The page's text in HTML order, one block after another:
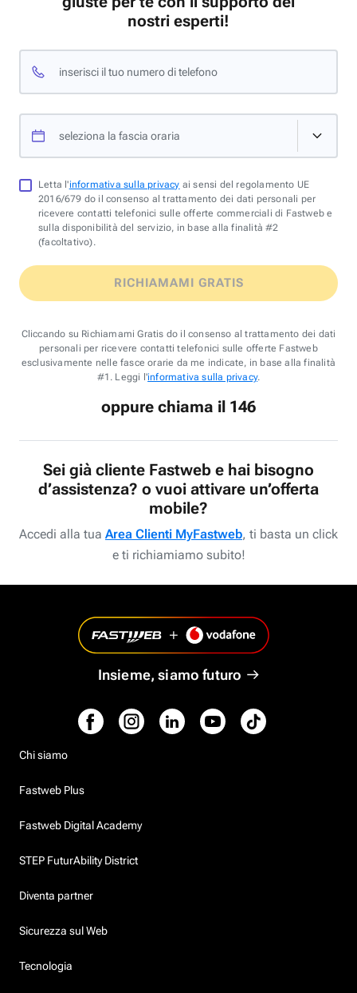
nostri esperti!
inserisci il tuo numero di telefono
seleziona la fascia oraria
Letta l'informativa sulla privacy ai sensi del regolamento UE
2016/679 do il consenso al trattamento dei dati personali per
ricevere contatti telefonici sulle offerte commerciali di Fastweb e
sulla disponibilità del servizio, in base alla finalità #2
(facoltativo).
RICHIAMAMI GRATIS
Cliccando su Richiamami Gratis do il consenso al trattamento dei dati
personali per ricevere contatti telefonici sulle offerte Fastweb
esclusivamente nelle fasce orarie da me indicate, in base alla finalità
#1. Leggi l'informativa sulla privacy.
oppure chiama il 146
Sei già cliente Fastweb e hai bisogno
d’assistenza? o vuoi attivare un’offerta
mobile?
Accedi alla tua Area Clienti MyFastweb, ti basta un click
e ti richiamiamo subito!
Insieme, siamo futuro
Chi siamo
Fastweb Plus
Fastweb Digital Academy
STEP FuturAbility District
Diventa partner
Sicurezza sul Web
Tecnologia